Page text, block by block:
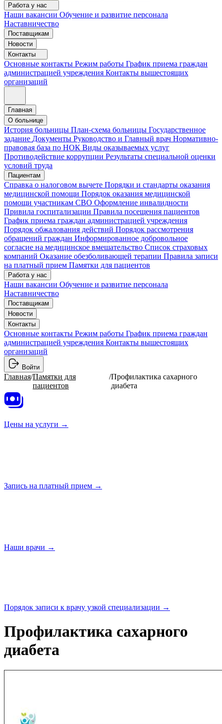
Работа у нас
Наши вакансии Обучение и развитие персонала
Наставничество
Поставщикам
Новости
Контакты
Основные контакты Режим работы График приема граждан
администрацией учреждения Контакты вышестоящих
организаций
Главная
О больнице
История больницы План-схема больницы Государственное
задание Документы Руководство и Главный врач Нормативно-
правовая база по НОК Виды оказываемых услуг
Противодействие коррупции Результаты специальной оценки
условий труда
Пациентам
Справка о налоговом вычете Порядки и стандарты оказания
медицинской помощи Порядок оказания медицинской
помощи участникам СВО Оформление инвалидности
Привила госпитализации Правила посещения пациентов
График приема граждан администрацией учреждения
Порядок обжалования действий Порядок рассмотрения
обращений граждан Информированное добровольное
согласие на медицинское вмешательство Список страховых
компаний Оказание обезболивающей терапии Правила записи
на платный прием Памятки для пациентов
Работа у нас
Наши вакансии Обучение и развитие персонала
Наставничество
Поставщикам
Новости
Контакты
Основные контакты Режим работы График приема граждан
администрацией учреждения Контакты вышестоящих
организаций
Войти
Главная/Памятки для
пациентов
/Профилактика сахарного
диабета
Цены на услуги →
Запись на платный прием →
Наши врачи →
Порядок записи к врачу узкой специализации →
Профилактика сахарного
диабета